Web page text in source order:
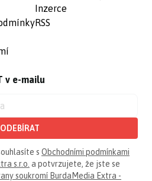
Inzerce
RSS
v e-mailu
ODEBÍRAT
s Obchodními podmínkami
s.r.o. a potvrzujete, že jste se
soukromí BurdaMedia Extra -